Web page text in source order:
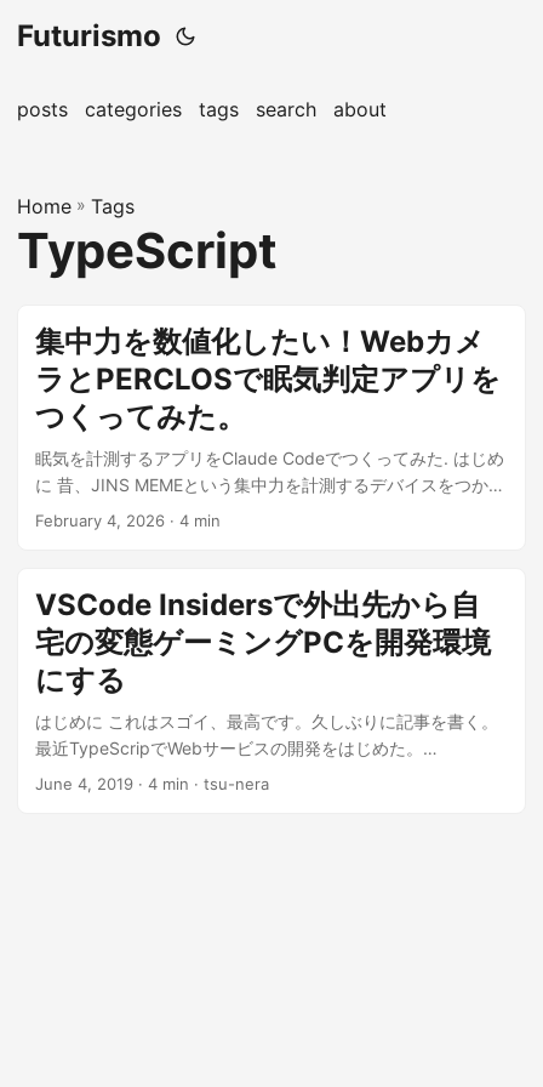
Futurismo
posts categories tags search about
Home » Tags
TypeScript
集中力を数値化したい！Webカメ
ラとPERCLOSで眠気判定アプリを
つくってみた。
眠気を計測するアプリをClaude Codeでつくってみた. はじめ
に 昔、JINS MEMEという集中力を計測するデバイスをつかっ
てポモドーロテク...
February 4, 2026 · 4 min
VSCode Insidersで外出先から自
宅の変態ゲーミングPCを開発環境
にする
はじめに これはスゴイ、最高です。久しぶりに記事を書く。
最近TypeScripでWebサービスの開発をはじめた。
TypeSciptのコンパイル...
June 4, 2019 · 4 min · tsu-nera